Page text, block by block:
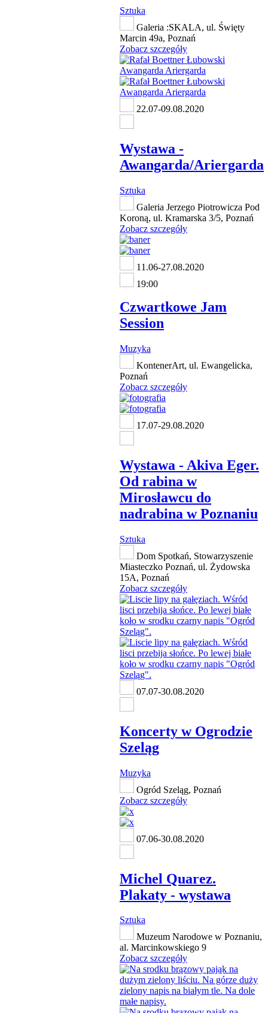
Sztuka
Galeria :SKALA, ul. Święty
Marcin 49a, Poznań
Zobacz szczegóły
22.07-09.08.2020
Wystawa -
Awangarda/Ariergarda
Sztuka
Galeria Jerzego Piotrowicza Pod
Koroną, ul. Kramarska 3/5, Poznań
Zobacz szczegóły
11.06-27.08.2020
19:00
Czwartkowe Jam
Session
Muzyka
KontenerArt, ul. Ewangelicka,
Poznań
Zobacz szczegóły
17.07-29.08.2020
Wystawa - Akiva Eger.
Od rabina w
Mirosławcu do
nadrabina w Poznaniu
Sztuka
Dom Spotkań, Stowarzyszenie
Miasteczko Poznań, ul. Żydowska
15A, Poznań
Zobacz szczegóły
07.07-30.08.2020
Koncerty w Ogrodzie
Szeląg
Muzyka
Ogród Szeląg, Poznań
Zobacz szczegóły
07.06-30.08.2020
Michel Quarez.
Plakaty - wystawa
Sztuka
Muzeum Narodowe w Poznaniu,
al. Marcinkowskiego 9
Zobacz szczegóły